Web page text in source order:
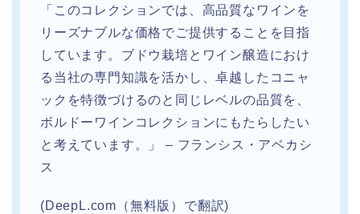
「このコレクションでは、高品質なワインを
リーズナブルな価格でご提供することを目指
しています。ブドウ栽培とワイン醸造におけ
る当社の専門知識を活かし、卓越したコニャ
ックを特徴づけるのと同じレベルの品質を、
ボルドーワインコレクションにもたらしたい
と考えています。」 – フランシス・アベカシ
ス
(DeepL.com（無料版）で翻訳)